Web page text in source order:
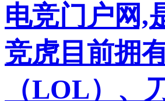
电竞门户网,
竞虎目前拥
（LOL）、